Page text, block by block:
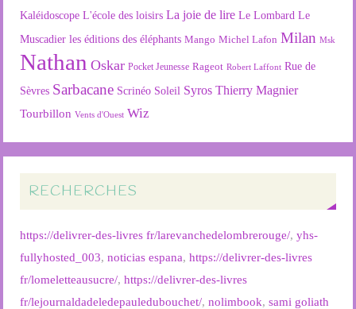
Kaléidoscope L'école des loisirs La joie de lire Le Lombard Le
Muscadier les éditions des éléphants Mango Michel Lafon Milan Msk
Nathan Oskar Pocket Jeunesse Rageot Robert Laffont Rue de
Sèvres Sarbacane Scrinéo Soleil Syros Thierry Magnier
Tourbillon Vents d'Ouest Wiz
RECHERCHES
https://delivrer-des-livres fr/larevanchedelombrerouge/,yhs-
fullyhosted_003,noticias espana,https://delivrer-des-livres
fr/lomeletteausucre/,https://delivrer-des-livres
fr/lejournaldadeledepauledubouchet/,nolimbook,sami goliath